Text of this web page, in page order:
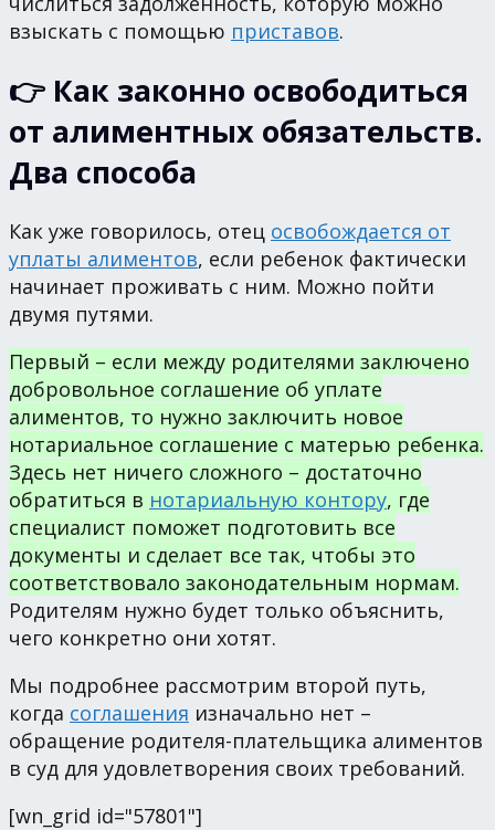
взыскать с помощью приставов.
👉 Как законно освободиться
от алиментных обязательств.
Два способа
Как уже говорилось, отец освобождается от
уплаты алиментов, если ребенок фактически
начинает проживать с ним. Можно пойти
двумя путями.
Первый – если между родителями заключено
добровольное соглашение об уплате
алиментов, то нужно заключить новое
нотариальное соглашение с матерью ребенка.
Здесь нет ничего сложного – достаточно
обратиться в нотариальную контору, где
специалист поможет подготовить все
документы и сделает все так, чтобы это
соответствовало законодательным нормам.
Родителям нужно будет только объяснить,
чего конкретно они хотят.
Мы подробнее рассмотрим второй путь,
когда соглашения изначально нет –
обращение родителя-плательщика алиментов
в суд для удовлетворения своих требований.
[wn_grid id="57801"]